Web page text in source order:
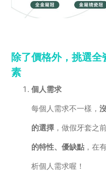
除了價格外，挑選
素
個人需求
每個人需求不一樣，
的選擇 ，做假牙套之
的特性、優缺點 ，在
析個人需求喔！